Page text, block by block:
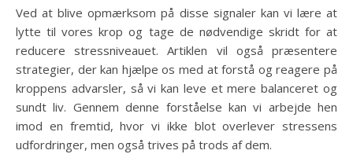
Ved at blive opmærksom på disse signaler kan vi lære at
lytte til vores krop og tage de nødvendige skridt for at
reducere stressniveauet. Artiklen vil også præsentere
strategier, der kan hjælpe os med at forstå og reagere på
kroppens advarsler, så vi kan leve et mere balanceret og
sundt liv. Gennem denne forståelse kan vi arbejde hen
imod en fremtid, hvor vi ikke blot overlever stressens
udfordringer, men også trives på trods af dem.